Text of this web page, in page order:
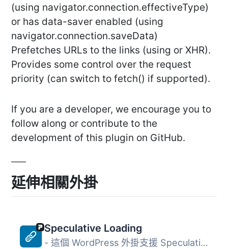
(using navigator.connection.effectiveType)
or has data-saver enabled (using
navigator.connection.saveData)
Prefetches URLs to the links (using or XHR).
Provides some control over the request
priority (can switch to fetch() if supported).
If you are a developer, we encourage you to
follow along or contribute to the
development of this plugin on GitHub.
延伸相關外掛
Speculative Loading
- 這個 WordPress 外掛支援 Speculation Rules API，該 API ...